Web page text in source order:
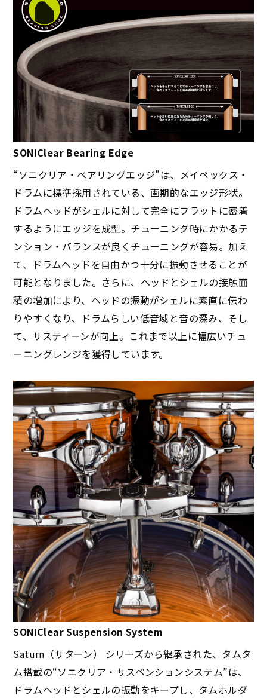
SONIClear Bearing Edge
“ソニクリア・ベアリングエッジ”は、メイペックス・
ドラムに標準採用されている、画期的なエッジ形状。
ドラムヘッドがシェルに対して完全にフラットに密着
するようにエッジを成型。チューニング時にかかるテ
ンション・バランスが良くチューニングが容易。加え
て、ドラムヘッドを自由かつ十分に振動させることが
可能となりました。さらに、ヘッドとシェルの接触面
積の増加により、ヘッドの振動がシェルに素直に伝わ
りやすくなり、ドラムらしい低音域と音の深み、そし
て、サスティーンが向上。これまで以上に幅広いチュ
ーニングレンジを獲得しています。
SONIClear Suspension System
Saturn（サターン） シリーズから継承された、タムタ
ム搭載の“ソニクリア・サスペンションシステム”は、
ドラムヘッドとシェルの振動をキープし、タムホルダ